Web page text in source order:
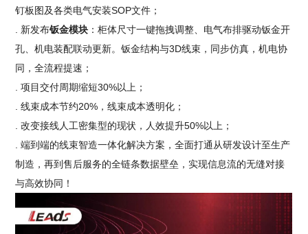
钉板图及各类电气安装SOP文件；
. 新发布钣金模块 ：柜体尺寸一键拖拽调整、电气布排驱动钣金开
孔、机电装配联动更新。钣金结构与3D线束，同步仿真，机电协
同，全流程提速；
. 项目交付周期缩短30%以上；
. 线束成本节约20%，线束成本透明化；
. 改变接线人工密集型的现状，人效提升50%以上；
. 端到端的线束智造一体化解决方案，全面打通从研发设计至生产
制造，再到售后服务的全链条数据壁垒，实现信息流的无缝对接
与高效协同！